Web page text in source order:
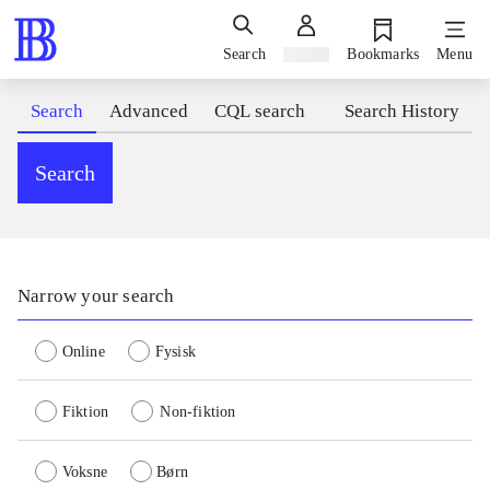
Search Bookmarks Menu
Search Advanced CQL search Search History
Search
Narrow your search
Online Fysisk
Fiktion Non-fiktion
Voksne Børn